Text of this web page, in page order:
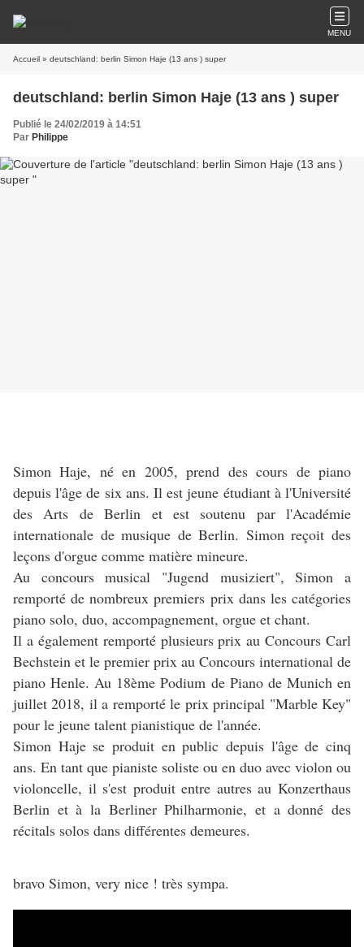
MENU
Accueil » deutschland: berlin Simon Haje (13 ans ) super
deutschland: berlin Simon Haje (13 ans ) super
Publié le 24/02/2019 à 14:51
Par Philippe
Simon Haje, né en 2005, prend des cours de piano
depuis l'âge de six ans. Il est jeune étudiant à l'Université
des Arts de Berlin et est soutenu par l'Académie
internationale de musique de Berlin. Simon reçoit des
leçons d'orgue comme matière mineure.
Au concours musical "Jugend musiziert", Simon a
remporté de nombreux premiers prix dans les catégories
piano solo, duo, accompagnement, orgue et chant.
Il a également remporté plusieurs prix au Concours Carl
Bechstein et le premier prix au Concours international de
piano Henle. Au 18ème Podium de Piano de Munich en
juillet 2018, il a remporté le prix principal "Marble Key"
pour le jeune talent pianistique de l'année.
Simon Haje se produit en public depuis l'âge de cinq
ans. En tant que pianiste soliste ou en duo avec violon ou
violoncelle, il s'est produit entre autres au Konzerthaus
Berlin et à la Berliner Philharmonie, et a donné des
récitals solos dans différentes demeures.
bravo Simon, very nice ! très sympa.